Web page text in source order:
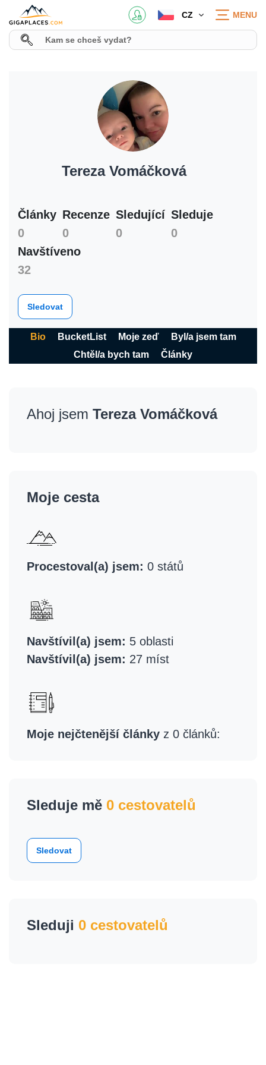
CZ MENU
Tereza Vomáčková
Články
0
Recenze
0
Sledující
0
Sleduje
0
Navštíveno
32
Sledovat
Bio BucketList Moje zeď
Byl/a jsem tam
Chtěl/a bych tam
Články
Ahoj jsem Tereza Vomáčková
Moje cesta
Procestoval(a) jsem: 0 států
Navštívil(a) jsem: 5 oblasti
Navštívil(a) jsem: 27 míst
Moje nejčtenější články z 0 článků:
Sleduje mě 0 cestovatelů
Sledovat
Sleduji 0 cestovatelů